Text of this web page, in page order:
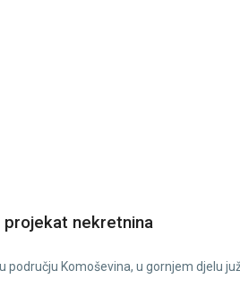
projekat nekretnina
Komoševina, u gornjem djelu